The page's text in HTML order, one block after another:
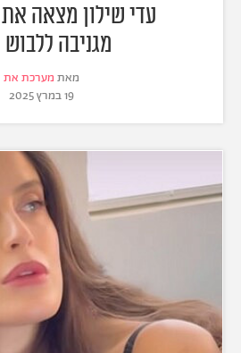
עדי שילון מצאה
מגניבה
מאת מערכת את
19 במרץ 2025